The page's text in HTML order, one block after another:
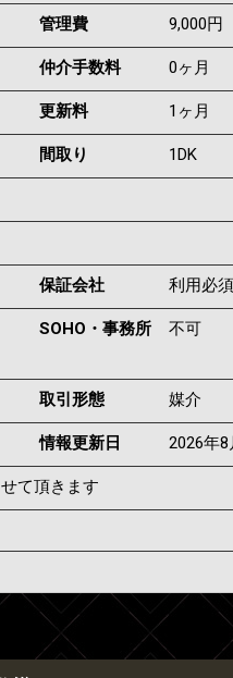
管理費 9,000円
仲介手数料 0ヶ月
更新料 1ヶ月
間取り 1DK
保証会社 利用必須
SOHO・事務所 不可
取引形態 媒介
情報更新日 2026年
て頂きます